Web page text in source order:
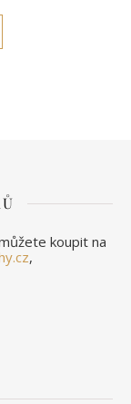
koupit na
,